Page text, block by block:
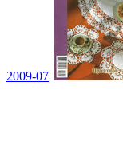
2009-07